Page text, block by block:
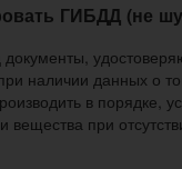
ГИБДД (не
наличии данных о
в
вещества при